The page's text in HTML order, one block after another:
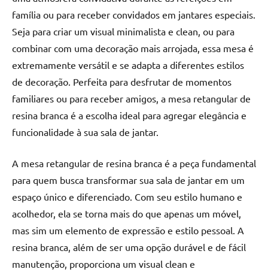
família ou para receber convidados em jantares especiais.
Seja para criar um visual minimalista e clean, ou para
combinar com uma decoração mais arrojada, essa mesa é
extremamente versátil e se adapta a diferentes estilos
de decoração. Perfeita para desfrutar de momentos
familiares ou para receber amigos, a mesa retangular de
resina branca é a escolha ideal para agregar elegância e
funcionalidade à sua sala de jantar.
A mesa retangular de resina branca é a peça fundamental
para quem busca transformar sua sala de jantar em um
espaço único e diferenciado. Com seu estilo humano e
acolhedor, ela se torna mais do que apenas um móvel,
mas sim um elemento de expressão e estilo pessoal. A
resina branca, além de ser uma opção durável e de fácil
manutenção, proporciona um visual clean e